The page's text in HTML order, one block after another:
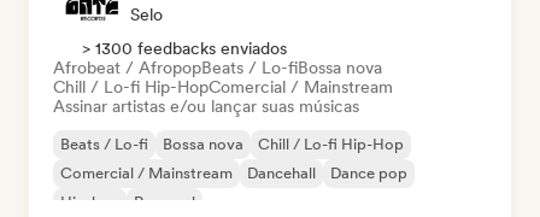
Selo
> 1300 feedbacks enviados
Afrobeat / AfropopBeats / Lo-fiBossa nova
Chill / Lo-fi Hip-HopComercial / Mainstream
Assinar artistas e/ou lançar suas músicas
Beats / Lo-fi Bossa nova
Chill / Lo-fi Hip-Hop
Comercial / Mainstream
Dancehall
Dance pop
Hip-hop
Pop soul